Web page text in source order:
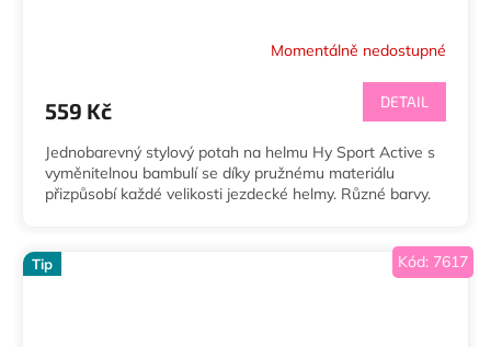
Momentálně nedostupné
559 Kč DETAIL
Jednobarevný stylový potah na helmu Hy Sport Active s
vyměnitelnou bambulí se díky pružnému materiálu
přizpůsobí každé velikosti jezdecké helmy. Různé barvy.
Tip Kód: 7617